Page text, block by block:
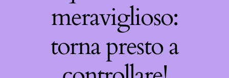
meraviglioso:
torna presto a